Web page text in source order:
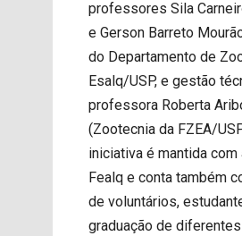
professores Sila
e Gerson Barreto
do Departamento de
Esalq/USP, e gestão
professora Roberta
(Zootecnia da FZEA/
iniciativa é mantida com
Fealq e conta também
de voluntários,
graduação de